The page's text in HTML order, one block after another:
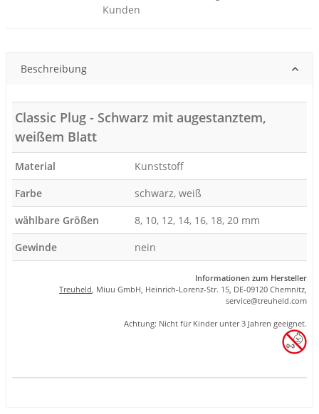
Kunden
Beschreibung
Classic Plug - Schwarz mit augestanztem,
weißem Blatt
Material
Kunststoff
Farbe
schwarz, weiß
wählbare Größen
8, 10, 12, 14, 16, 18, 20 mm
Gewinde
nein
Informationen zum Hersteller
Treuheld, Miuu GmbH, Heinrich-Lorenz-Str. 15, DE-09120 Chemnitz,
service@treuheld.com
Achtung: Nicht für Kinder unter 3 Jahren geeignet.